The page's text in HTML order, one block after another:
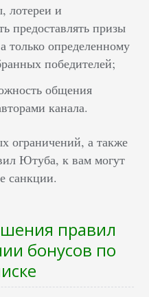
лотереи и
предоставлять призы
только определенному
победителей;
общения
канала.
ограничений, а также
Ютуба, к вам могут
санкции.
правил
бонусов по